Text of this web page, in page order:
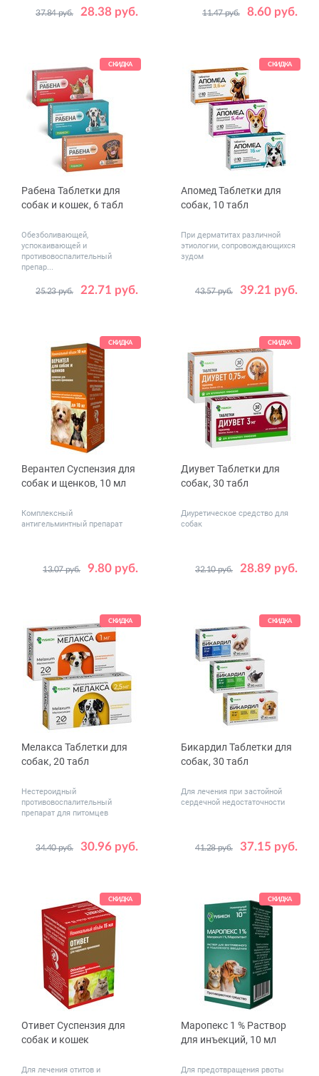
28.38 руб.
37.84 руб.
Вес
2 - 4.5 (112.5 мг)
10 - 20 (500 мг)
20 - 40 (1000 мг)
8.60 руб.
11.47 руб.
СКИДКА
Рабена Таблетки для
собак и кошек, 6 табл
Обезболивающей,
успокаивающей и
противовоспалительный
препар...
22.71 руб.
25.23 руб.
Дозировка,
5
10
СКИДКА
Апомед Таблетки для
собак, 10 табл
При дерматитах различной
этиологии, сопровождающихся
зудом
39.21 руб.
43.57 руб.
Дозировка,
3.6
5.4
СКИДКА
Верантел Суспензия для
собак и щенков, 10 мл
Комплексный
антигельминтный препарат
9.80 руб.
13.07 руб.
СКИДКА
Диувет Таблетки для
собак, 30 табл
Диуретическое средство для
собак
28.89 руб.
32.10 руб.
Дозировка,
0.75 3
СКИДКА
Мелакса Таблетки для
собак, 20 табл
Нестероидный
противовоспалительный
препарат для питомцев
30.96 руб.
34.40 руб.
Дозировка,
1 2.5
СКИДКА
Бикардил Таблетки для
собак, 30 табл
Для лечения при застойной
сердечной недостаточности
37.15 руб.
41.28 руб.
Дозировка,
2.5 мг / 20
10 мг / 80
СКИДКА
Отивет Суспензия для
собак и кошек
Для лечения отитов и
СКИДКА
Маропекс 1 % Раствор
для инъекций, 10 мл
Для предотвращения рвоты